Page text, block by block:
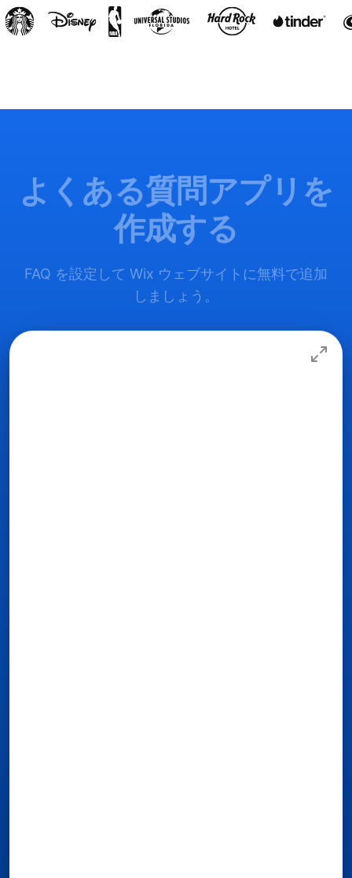
よくある質問アプリを
作成する
FAQ を設定して Wix ウェブサイトに無料で追加
しましょう。